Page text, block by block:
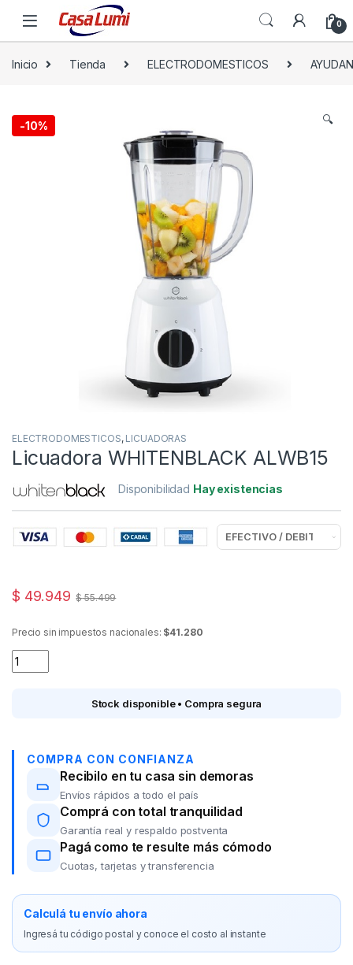
0
Inicio Tienda ELECTRODOMESTICOS
-10% 🔍
ELECTRODOMESTICOS, LICUADORAS
Licuadora WHITENBLACK ALWB15
Disponibilidad Hay existencias
$ 49.949 $55.499
Precio sin impuestos nacionales: $41.280
Licuadora WHITENBLACK ALWB15 quantity
Stock disponible • Compra segura
COMPRA CON CONFIANZA
Recibilo en tu casa sin demoras
Envíos rápidos a todo el país
Comprá con total tranquilidad
Garantía real y respaldo postventa
Pagá como te resulte más cómodo
Cuotas, tarjetas y transferencia
Calculá tu envío ahora
Ingresá tu código postal y conoce el costo al instante